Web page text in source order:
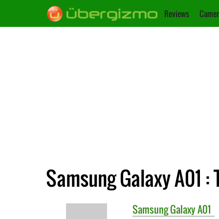
Reviews
Samsung Galaxy A01
SamsungGalaxy A01